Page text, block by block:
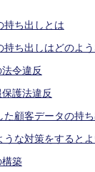
ち出しとは
ち出しはどのよ
令違反
護法違反
顧客データの持ち
な対策をすると
築